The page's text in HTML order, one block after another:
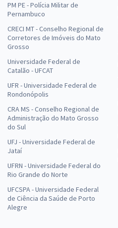
PM PE - Polícia Militar de
Pernambuco
CRECI MT - Conselho Regional de
Corretores de Imóveis do Mato
Grosso
Universidade Federal de
Catalão - UFCAT
UFR - Universidade Federal de
Rondonópolis
CRA MS - Conselho Regional de
Administração do Mato Grosso
do Sul
UFJ - Universidade Federal de
Jataí
UFRN - Universidade Federal do
Rio Grande do Norte
UFCSPA - Universidade Federal
de Ciência da Saúde de Porto
Alegre